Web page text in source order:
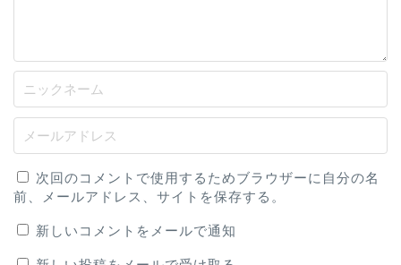
次回のコメントで使用するためブラウザーに自分の名
前、メールアドレス、サイトを保存する。
新しいコメントをメールで通知